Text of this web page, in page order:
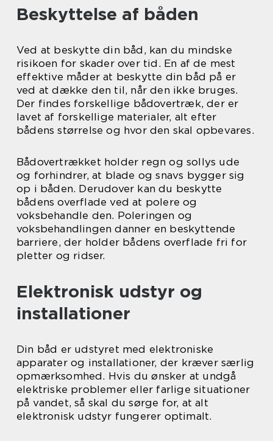
Beskyttelse af båden
Ved at beskytte din båd, kan du mindske
risikoen for skader over tid. En af de mest
effektive måder at beskytte din båd på er
ved at dække den til, når den ikke bruges.
Der findes forskellige bådovertræk, der er
lavet af forskellige materialer, alt efter
bådens størrelse og hvor den skal opbevares.
Bådovertrækket holder regn og sollys ude
og forhindrer, at blade og snavs bygger sig
op i båden. Derudover kan du beskytte
bådens overflade ved at polere og
voksbehandle den. Poleringen og
voksbehandlingen danner en beskyttende
barriere, der holder bådens overflade fri for
pletter og ridser.
Elektronisk udstyr og
installationer
Din båd er udstyret med elektroniske
apparater og installationer, der kræver særlig
opmærksomhed. Hvis du ønsker at undgå
elektriske problemer eller farlige situationer
på vandet, så skal du sørge for, at alt
elektronisk udstyr fungerer optimalt.